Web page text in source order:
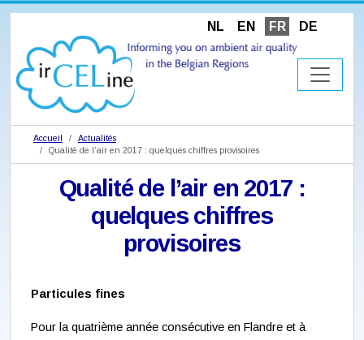
NL EN FR DE
Accueil
Actualités
Qualité de l’air en 2017 : quelques chiffres provisoires
Qualité de l’air en 2017 :
quelques chiffres
provisoires
Particules fines
Pour la quatrième année consécutive en Flandre et à